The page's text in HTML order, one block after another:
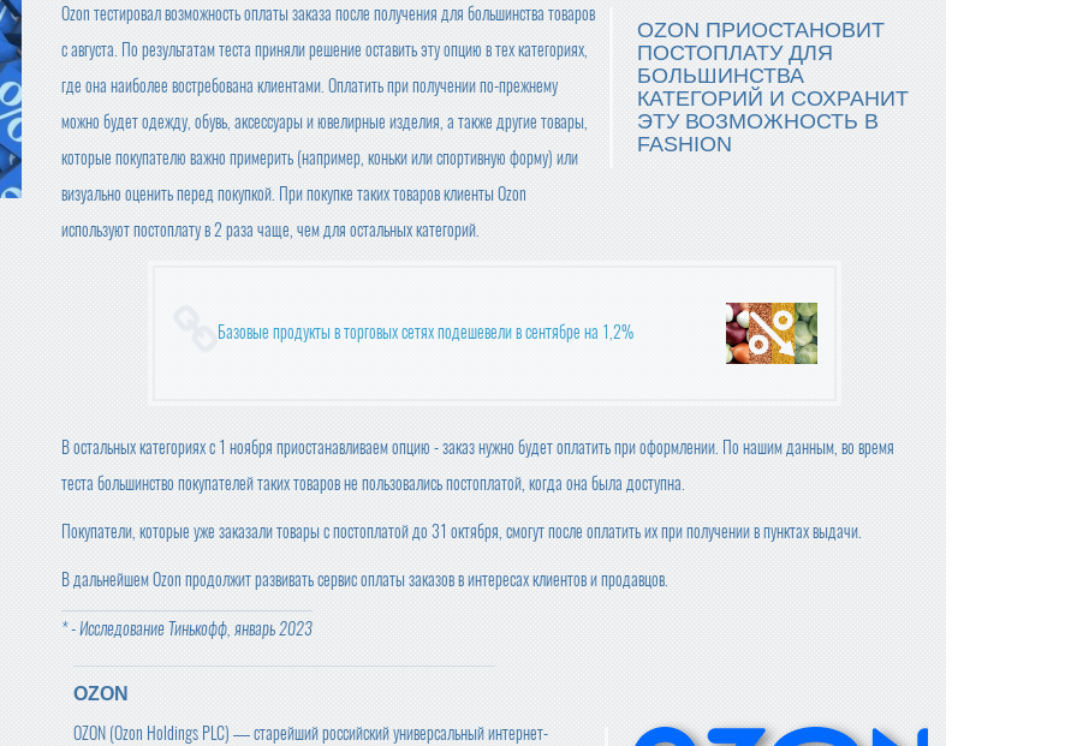
OZON ПРИОСТАНОВИТ
ПОСТОПЛАТУ ДЛЯ
БОЛЬШИНСТВА
КАТЕГОРИЙ И СОХРАНИТ
ЭТУ ВОЗМОЖНОСТЬ В
FASHION
Ozon тестировал возможность оплаты заказа после получения для большинства товаров
с августа. По результатам теста приняли решение оставить эту опцию в тех категориях,
где она наиболее востребована клиентами. Оплатить при получении по-прежнему
можно будет одежду, обувь, аксессуары и ювелирные изделия, а также другие товары,
которые покупателю важно примерить (например, коньки или спортивную форму) или
визуально оценить перед покупкой. При покупке таких товаров клиенты Ozon
используют постоплату в 2 раза чаще, чем для остальных категорий.
Базовые продукты в торговых сетях подешевели в сентябре на 1,2%
В остальных категориях с 1 ноября приостанавливаем опцию - заказ нужно будет оплатить при оформлении. По нашим данным, во время
теста большинство покупателей таких товаров не пользовались постоплатой, когда она была доступна.
Покупатели, которые уже заказали товары с постоплатой до 31 октября, смогут после оплатить их при получении в пунктах выдачи.
В дальнейшем Ozon продолжит развивать сервис оплаты заказов в интересах клиентов и продавцов.
* - Исследование Тинькофф, январь 2023
OZON
OZON (Ozon Holdings PLC) — старейший российский универсальный интернет-